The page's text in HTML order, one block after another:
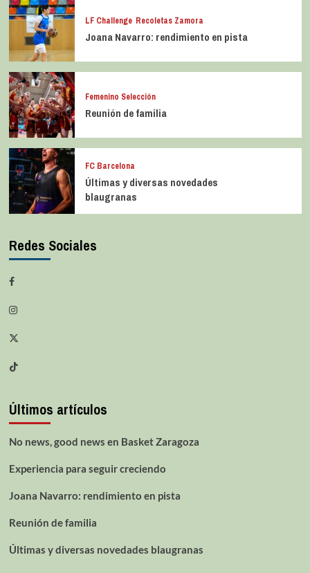
LF Challenge Recoletas Zamora
Joana Navarro: rendimiento en pista
Femenino Selección
Reunión de familia
FC Barcelona
Últimas y diversas novedades
blaugranas
Redes Sociales
Últimos artículos
No news, good news en Basket Zaragoza
Experiencia para seguir creciendo
Joana Navarro: rendimiento en pista
Reunión de familia
Últimas y diversas novedades blaugranas